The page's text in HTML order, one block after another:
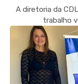
A diretoria da
trabalho